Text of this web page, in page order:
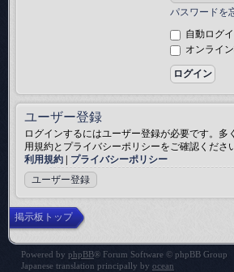
パスワードを
自動ログ
オンライ
ユーザー登録
ログインするにはユーザー登録が必要です。
用規約とプライバシーポリシーをご確認くださ
利用規約
プライバシーポリシー
ユーザー登録
掲示板トップ
Powered by phpBB® Forum Software © phpBB Group
Japanese translation principally by ocean